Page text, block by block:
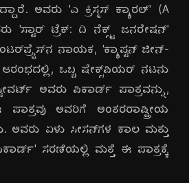
ಅವರು 'ಎ ಕ್ರಿಸ್ಮಸ್ ಕ್ಯಾರಲ್' (A
'ಸ್ಟಾರ್ ಟ್ರೆಕ್: ದಿ ನೆಕ್ಸ್ಟ್ ಜನರೇಷನ್'
ನಾಯಕ, 'ಕ್ಯಾಪ್ಟನ್ ಜೀನ್-
ಒಬ್ಬ ಷೇಕ್ಸ್‌ಪಿಯರ್ ನಟನು
ಅವರು ಪಿಕಾರ್ಡ್ ಪಾತ್ರವನ್ನು,
ಅವರಿಗೆ ಅಂತರರಾಷ್ಟ್ರೀಯ
ಅವರು ಏಳು ಸೀಸನ್‌ಗಳ ಕಾಲ ಮತ್ತು
ಸರಣಿಯಲ್ಲಿ ಮತ್ತೆ ಈ ಪಾತ್ರಕ್ಕೆ